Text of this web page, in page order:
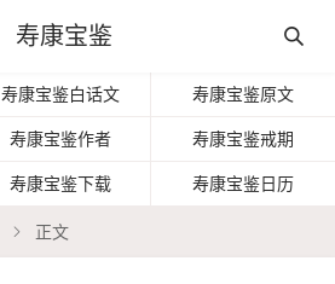
寿康宝鉴 
寿康宝鉴白话文 寿康宝鉴原文
寿康宝鉴作者 寿康宝鉴戒期
寿康宝鉴下载 寿康宝鉴日历
 正文